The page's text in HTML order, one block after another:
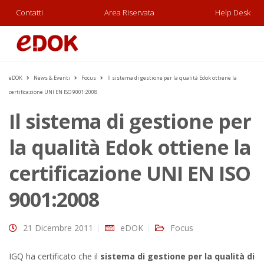
Help Desk
Area Riservata
Contatti
eDOK News & Eventi Focus
Il sistema di gestione per la qualità Edok ottiene la
certificazione UNI EN ISO 9001:2008
Il sistema di gestione per
la qualità Edok ottiene la
certificazione UNI EN ISO
9001:2008
21 Dicembre 2011 eDOK Focus
IGQ ha certificato che il sistema di gestione per la qualità di